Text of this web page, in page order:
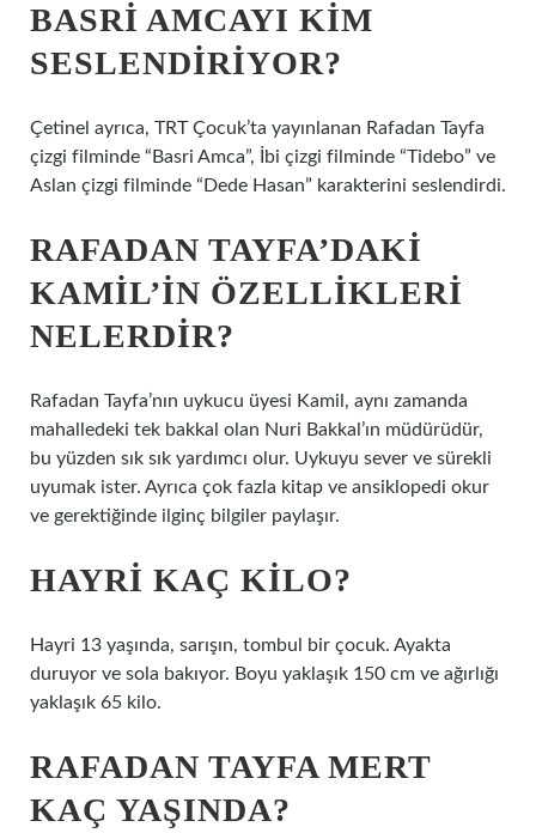
BASRI AMCAYI KIM
SESLENDIRIYOR?
Çetinel ayrıca, TRT Çocuk’ta yayınlanan Rafadan Tayfa
çizgi filminde “Basri Amca”, İbi çizgi filminde “Tidebo” ve
Aslan çizgi filminde “Dede Hasan” karakterini seslendirdi.
RAFADAN TAYFA’DAKI
KAMIL’IN ÖZELLIKLERI
NELERDIR?
Rafadan Tayfa’nın uykucu üyesi Kamil, aynı zamanda
mahalledeki tek bakkal olan Nuri Bakkal’ın müdürüdür,
bu yüzden sık sık yardımcı olur. Uykuyu sever ve sürekli
uyumak ister. Ayrıca çok fazla kitap ve ansiklopedi okur
ve gerektiğinde ilginç bilgiler paylaşır.
HAYRI KAÇ KILO?
Hayri 13 yaşında, sarışın, tombul bir çocuk. Ayakta
duruyor ve sola bakıyor. Boyu yaklaşık 150 cm ve ağırlığı
yaklaşık 65 kilo.
RAFADAN TAYFA MERT
KAÇ YAŞINDA?